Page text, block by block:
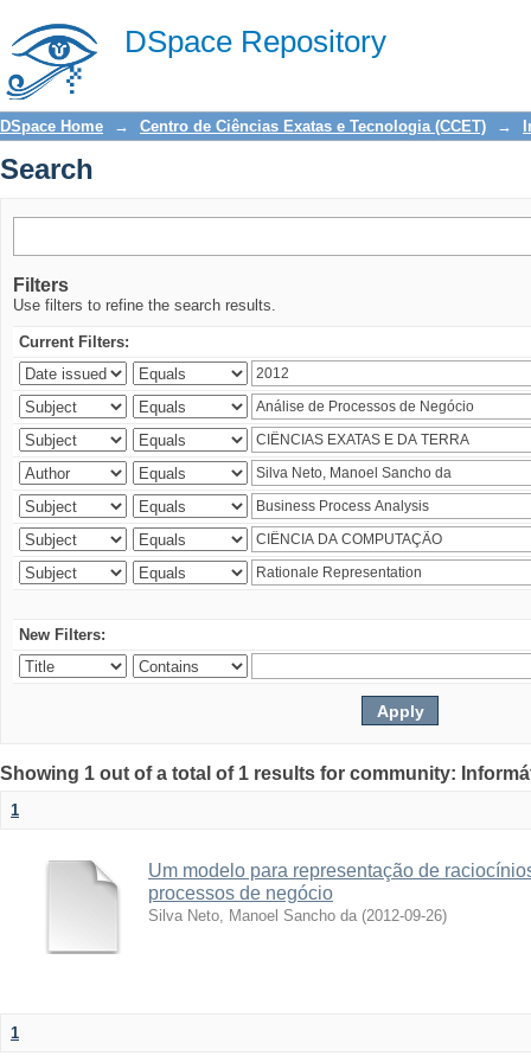
DSpace Repository
Search
DSpace Home → Centro de Ciências Exatas e Tecnologia (CCET) →
Search
Filters
Use filters to refine the search results.
Current Filters:
New Filters:
Showing 1 out of a total of 1 results for community:
1
Um modelo para representação de
processos de negócio
Silva Neto, Manoel Sancho da (2012-09-26)
1